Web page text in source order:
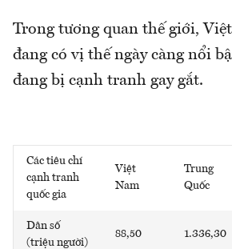
Trong tương quan thế giới,
đang có vị thế ngày càng nổi
đang bị cạnh tranh gay gắt.
Các tiêu chí
cạnh tranh
quốc gia
Việt
Nam
Trung
Quốc
Dân số
(triệu người)
88,50 1.336,30